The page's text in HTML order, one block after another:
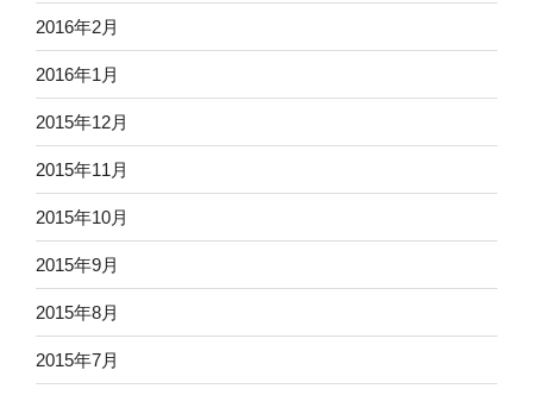
2016年2月
2016年1月
2015年12月
2015年11月
2015年10月
2015年9月
2015年8月
2015年7月